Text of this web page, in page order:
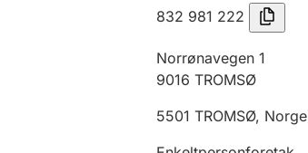
832 981 222
Norrønavegen 1
9016 TROMSØ
5501 TROMSØ, Norge